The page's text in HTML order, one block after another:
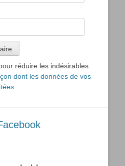
réduire les indésirables.
dont les données de vos